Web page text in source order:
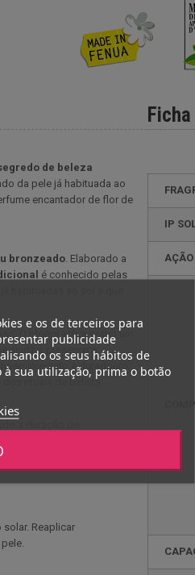
e os de terceiros para
publicidade
os seus hábitos de
à sua utilização, prima o botão
IP
AÇÃO
de beleza
da pele já habituada ao
encantador de flor de
bronzeado . Elaborado a
é conhecido pelas
habituadas ao sol e que
O Monoi actua como um
ajuda a preservar a
imediato e duradouro.
rituais de beleza
e brilho. Este
exteriores da
Reaplicar